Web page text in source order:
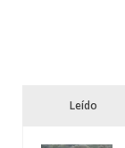
Leído